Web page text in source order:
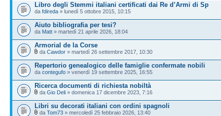
Libro degli Stemmi italiani certificati dai Re d’Armi di Sp
da fdireda » lunedì 5 ottobre 2015, 10:15
Aiuto bibliografia per tesi?
da Matt » martedì 21 aprile 2026, 18:04
Armorial de la Corse
da Cawdor » martedì 26 settembre 2017, 10:30
Repertorio genealogico delle famiglie confermate nobili
da contegufo » venerdì 19 settembre 2025, 16:55
Ricerca documenti di richiesta nobiltà
da Gio Deli » domenica 17 dicembre 2023, 7:16
Libri su decorati italiani con ordini spagnoli
da Tom73 » mercoledì 25 febbraio 2026, 13:40